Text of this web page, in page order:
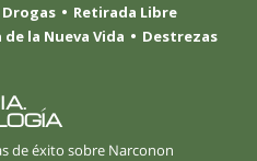
Retirada Libre
la Nueva Vida
Destrezas
de éxito sobre Narconon